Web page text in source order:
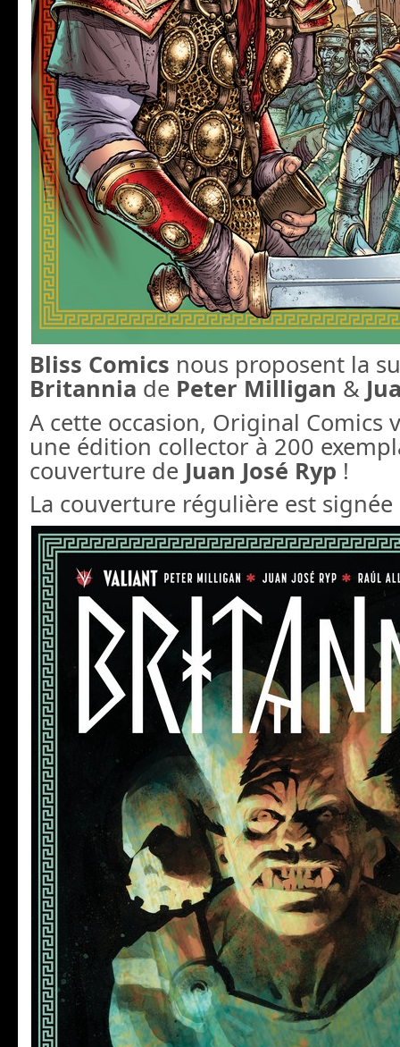
Bliss Comics nous proposent la
Britannia de Peter Milligan &
A cette occasion, Original Comics
une édition collector à 200
couverture de Juan José Ryp !
La couverture régulière est signée